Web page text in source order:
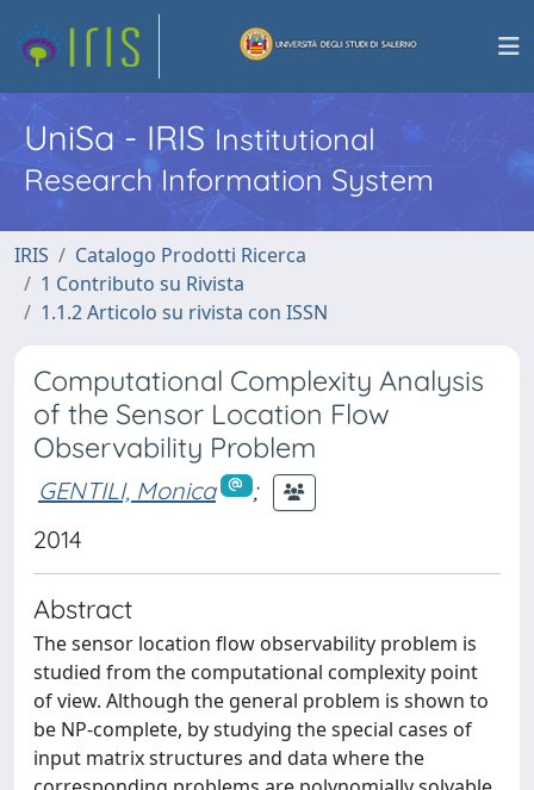
UniSa - IRISInstitutional
Research Information System
IRIS
Catalogo Prodotti Ricerca
1 Contributo su Rivista
1.1.2 Articolo su rivista con ISSN
Computational Complexity Analysis
of the Sensor Location Flow
Observability Problem
GENTILI, Monica
;
2014
Abstract
The sensor location flow observability problem is
studied from the computational complexity point
of view. Although the general problem is shown to
be NP-complete, by studying the special cases of
input matrix structures and data where the